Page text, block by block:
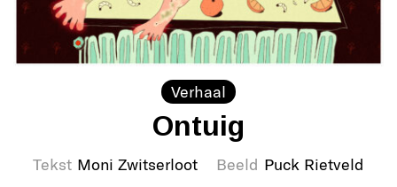
Verhaal
Ontuig
Tekst Moni Zwitserloot Beeld Puck Rietveld